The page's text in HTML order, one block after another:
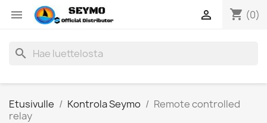
 shopping_cart (0)

search
Etusivulle Kontrola Seymo
Remote controlled
relay